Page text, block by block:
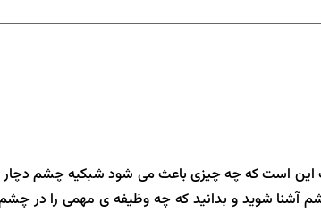
این است که چه چیزی باعث می شود شبکیه چشم دچار
شوید و بدانید که چه وظیفه ی مهمی را در چشم